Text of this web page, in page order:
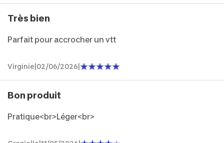
Très bien
Parfait pour accrocher un vtt
Virginie|02/06/2026|
Bon produit
Pratique<br>Léger<br>